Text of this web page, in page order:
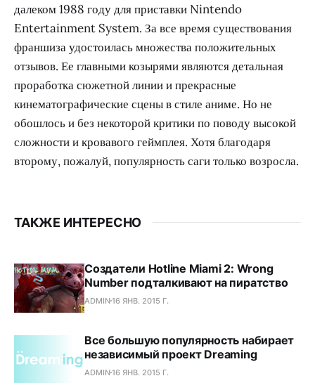
далеком 1988 году для приставки Nintendo
Entertainment System. За все время существования
франшиза удостоилась множества положительных
отзывов. Ее главными козырями являются детальная
проработка сюжетной линии и прекрасные
кинематографические сцены в стиле аниме. Но не
обошлось и без некоторой критики по поводу высокой
сложности и кровавого геймплея. Хотя благодаря
второму, пожалуй, популярность саги только возросла.
ТАКЖЕ ИНТЕРЕСНО
Создатели Hotline Miami 2: Wrong
Number подталкивают на пиратство
ADMIN16 ЯНВ. 2015 Г.
Все большую популярность набирает
независимый проект Dreaming
ADMIN16 ЯНВ. 2015 Г.